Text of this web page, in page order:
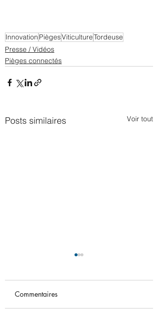
Innovation PiègesViticultureTordeuse
Presse / Vidéos
Pièges connectés
Posts similaires Voir tout
Commentaires